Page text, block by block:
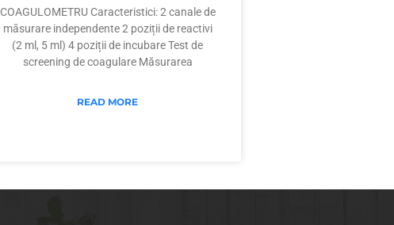
COAGULOMETRU Caracteristici: 2 canale de
măsurare independente 2 poziții de reactivi
(2 ml, 5 ml) 4 poziții de incubare Test de
screening de coagulare Măsurarea
READ MORE